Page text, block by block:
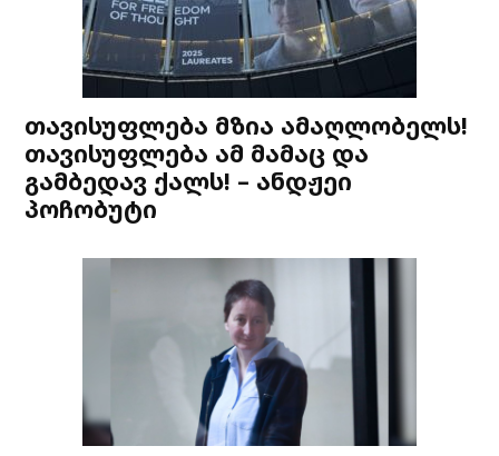
თავისუფლება მზია ამაღლობელს!
თავისუფლება ამ მამაც და
გამბედავ ქალს! – ანდჟეი
პოჩობუტი